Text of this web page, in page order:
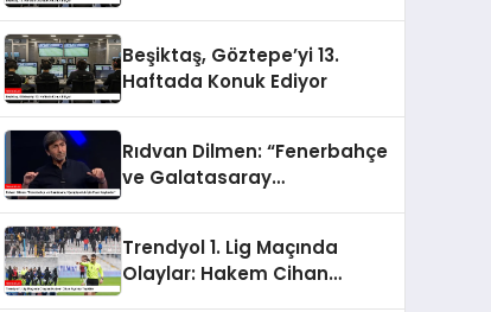
Beşiktaş, Göztepe’yi 13.
Haftada Konuk Ediyor
Rıdvan Dilmen: “Fenerbahçe
ve Galatasaray
Trendyol 1. Lig Maçında
Olaylar: Hakem Cihan